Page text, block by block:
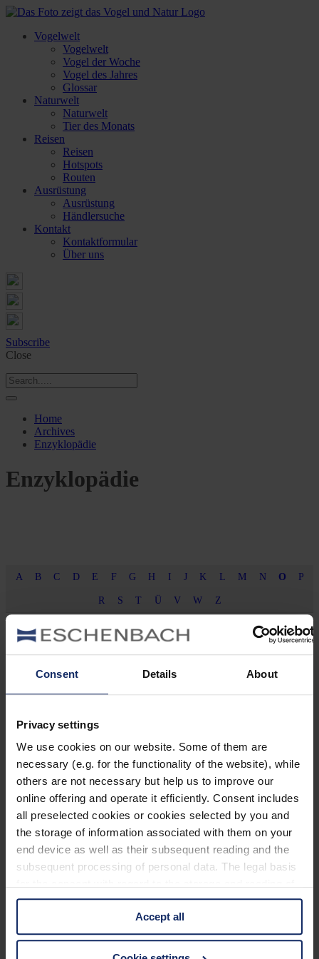
Consent Details About
Privacy settings
We use cookies on our website. Some of them are
necessary (e.g. for the functionality of the website), while
others are not necessary but help us to improve our
online offering and operate it efficiently. Consent includes
all preselected cookies or cookies selected by you and
the storage of information associated with them on your
end device as well as their subsequent reading and the
subsequent processing of personal data. The legal basis
information is Art. 25 para. 1 TDDDG and with regard to
the processing of personal data Art. 6 para. 1 lit. a
GDPR. We also use cookies from third-party providers.
You can find a list of cookies under "Details". In these
Accept all
Vogelwelt
Vogelwelt
Vogel der Woche
Vogel des Jahres
Glossar
Naturwelt
Naturwelt
Tier des Monats
Reisen
Reisen
Hotspots
Routen
Ausrüstung
Ausrüstung
Händlersuche
Kontakt
Kontaktformular
Über uns
Subscribe
Close
Home
Archives
Enzyklopädie
Enzyklopädie
A B C D E F G H I J K L M N O P
R S T Ü V W Z
1 Min Lesezeit
omnivor
By Jan Bolczyk
1 Min Lesezeit
Ornithologie
Juni 30, 2023
Jetzt lesen
Kategorien
Ausrüstung
Naturwelt
Neu
Vogel der Woche